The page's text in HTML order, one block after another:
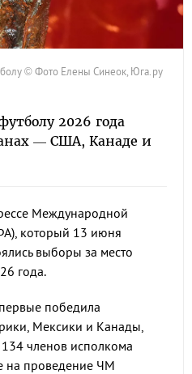
© Фото Елены Синеок, Юга.ру
2026 года
— США, Канаде и
Международной
который 13 июня
выборы за место
года.
победила
Мексики и Канады,
членов исполкома
на проведение ЧМ